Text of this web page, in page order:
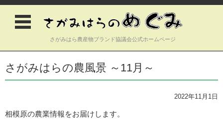
さがみはら農産物ブランド協議会公式ホームページ
コンテンツに移動
さがみはらの農風景 ～11月～
2022年11月1日
相模原の農業情報をお届けします。